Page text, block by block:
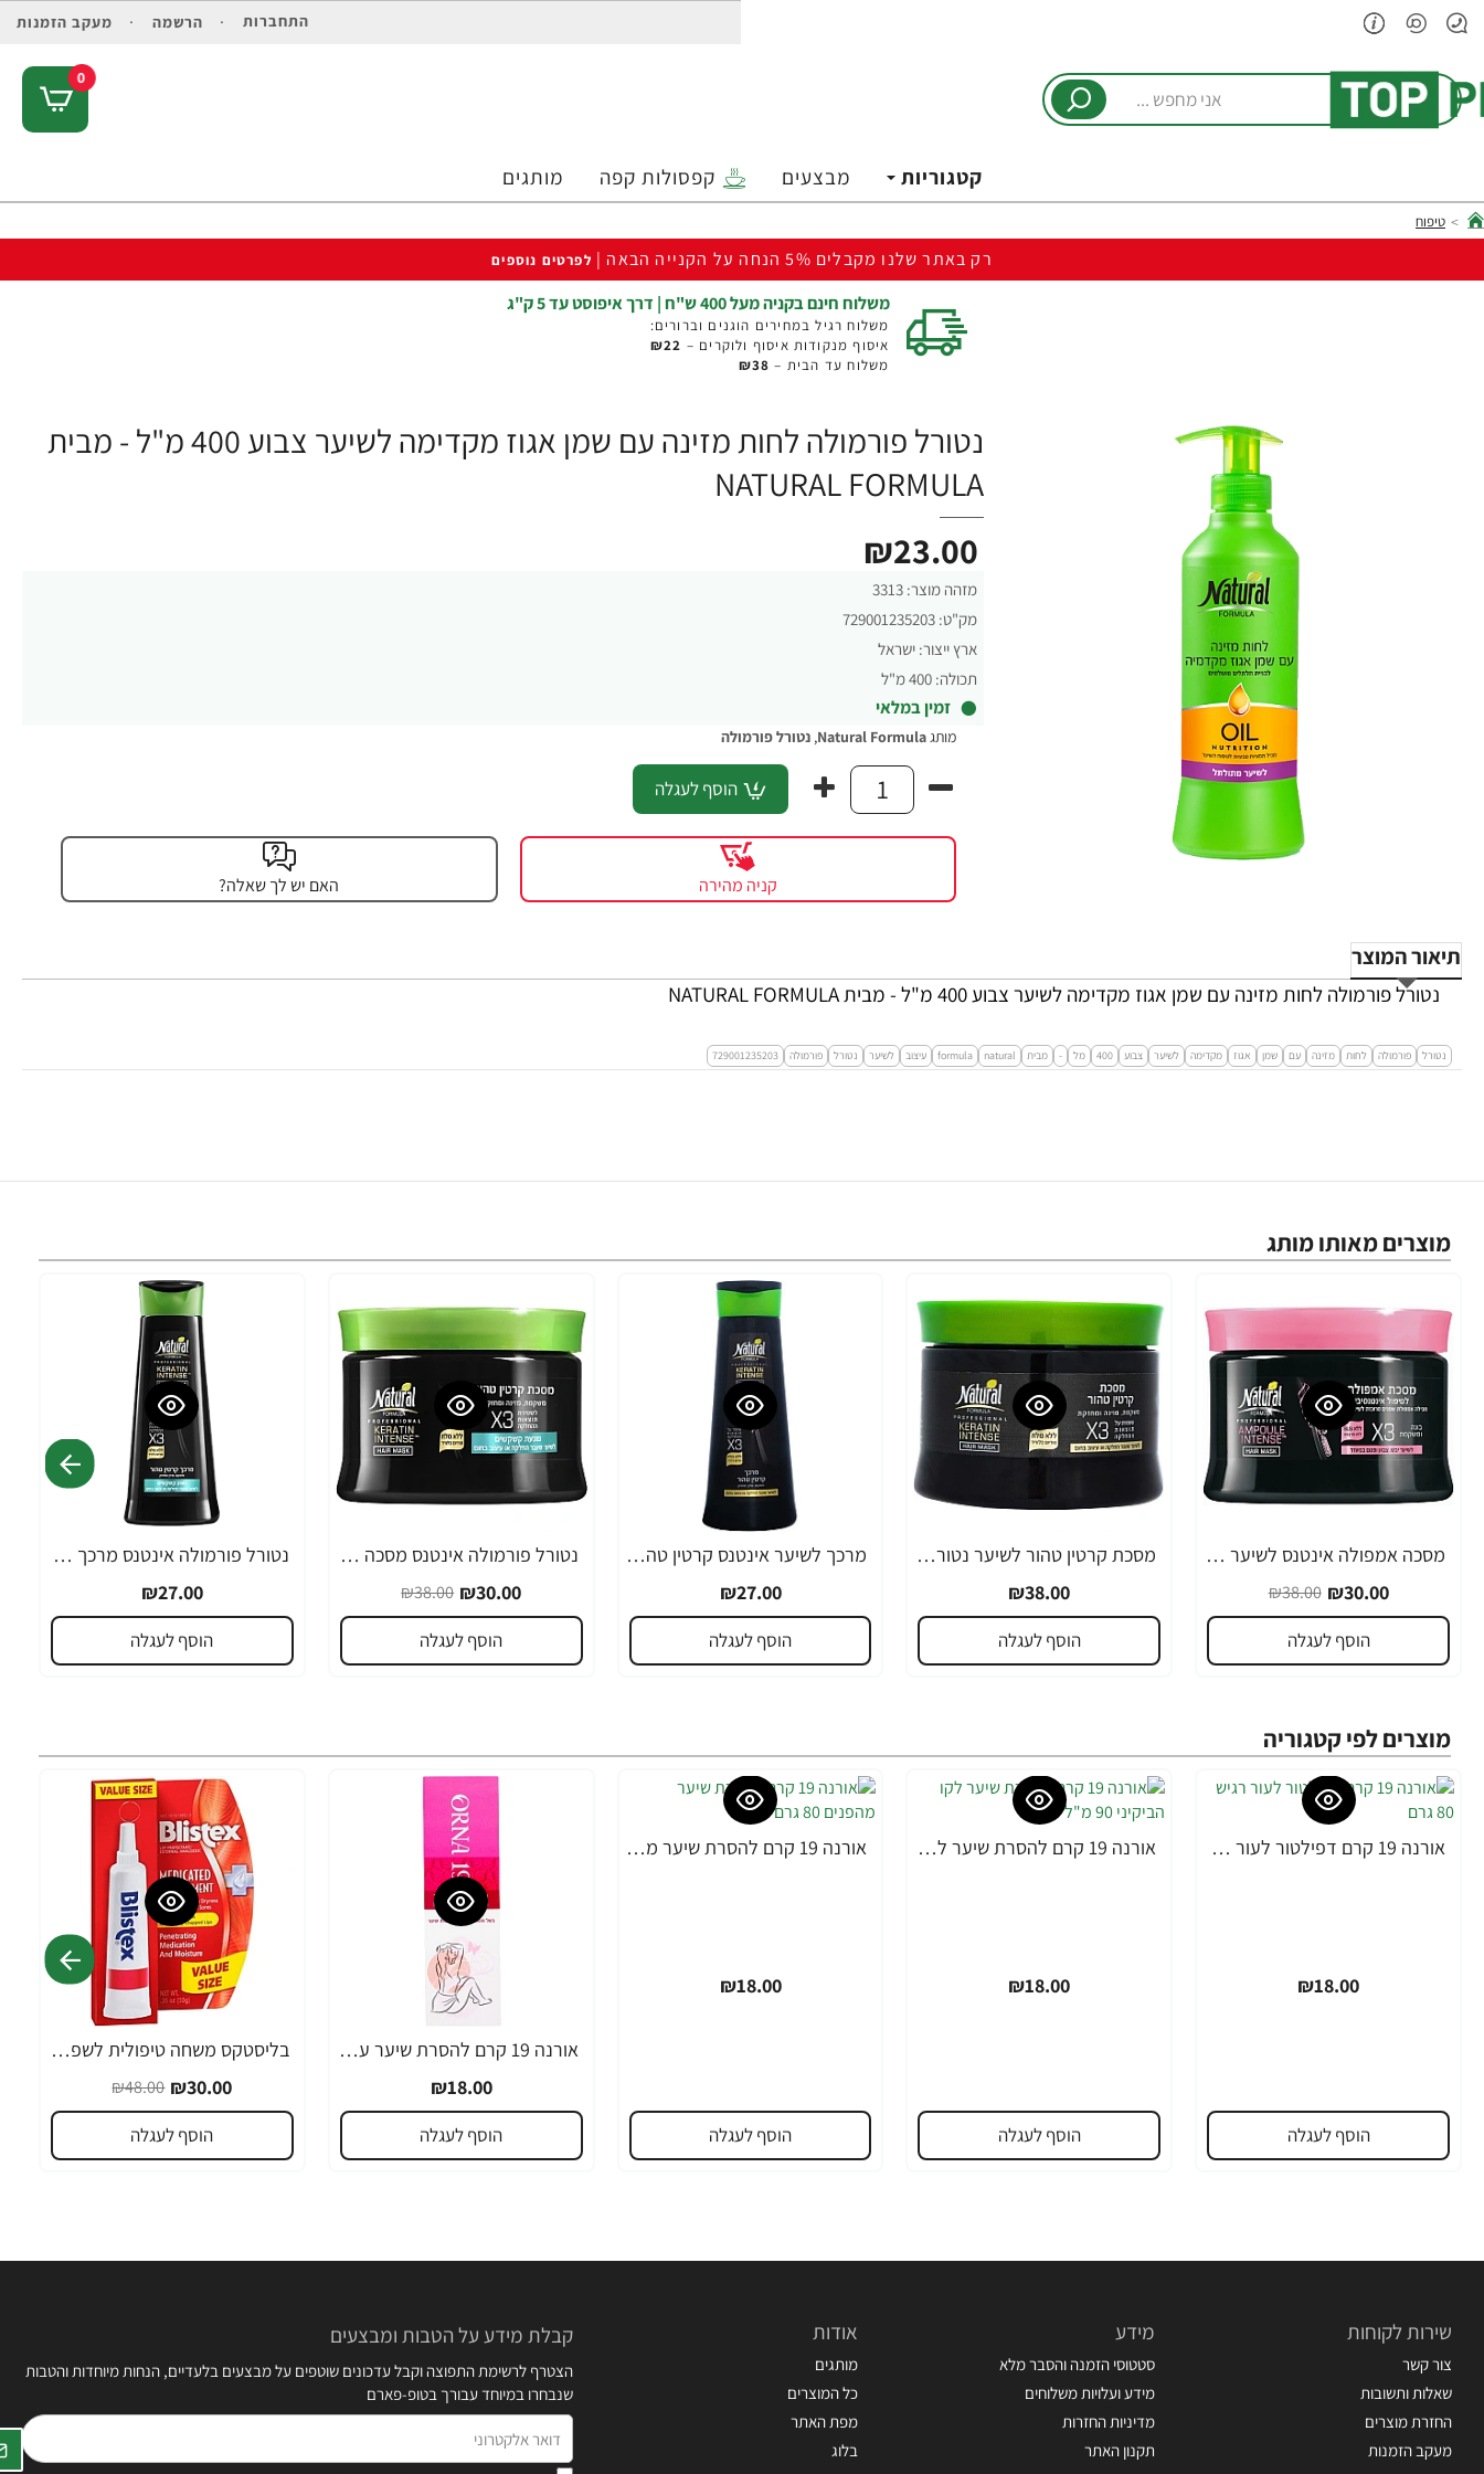
התחברות הרשמה מעקב הזמנות
מחפש
0
קטגוריות מבצעים קפסולות קפה מותגים
home
טיפוח
רק באתר שלנו מקבלים 5% הנחה על הקנייה הבאה | לפרטים נוספים
משלוח חינם בקניה מעל 400 ש"ח | דרך איפוסט עד 5 ק"ג
משלוח רגיל במחירים הוגנים וברורים:
איסוף מנקודות איסוף ולוקרים – ₪22
משלוח עד הבית – ₪38
נטורל פורמולה לחות מזינה עם שמן אגוז מקדימה לשיער צבוע 400 מ"ל - מבית
NATURAL FORMULA
מזהה מוצר: 3313
מק"ט: 729001235203
ארץ ייצור: ישראל
תכולה: 400 מ"ל
זמין במלאי
₪23.00
מותגNatural Formula
, נטורל פורמולה
הוסף לעגלה
קניה מהירה האם יש לך שאלה?
תיאור המוצר
נטורל פורמולה לחות מזינה עם שמן אגוז מקדימה לשיער צבוע 400 מ"ל - מבית NATURAL FORMULA
נטורל פורמולה לחות מזינה עם שמן אגוז מקדימה לשיער צבוע 400 מל - מבית natural
formula עיצוב לשיער נטורל פורמולה 729001235203
מוצרים מאותו מותג
-21%
מסכה אמפולה אינטנס לשיער יבש צבוע ופגום במיוחד נטורל פורמולה 350 מ"ל - מבית NATURAL FORMULA
₪30.00
₪38.00
הוסף לעגלה
מסכת קרטין טהור לשיער נטורל פורמולה 350 מ"ל - מבית NATURAL FORMULA
₪38.00
הוסף לעגלה
מרכך לשיער אינטנס קרטין טהור נטורל פורמולה 400 מ"ל - מבית NATURAL FORMULA
₪27.00
הוסף לעגלה
-21%
נטורל פורמולה אינטנס מסכה קרטין טהור מונעת קשקשים 350 מ"ל - מבית NATURAL FORMULA
₪30.00
₪38.00
הוסף לעגלה
נטורל פורמולה אינטנס מרכך קרטין טהור מונע קשקשים 400 מ"ל - מבית NATURAL FORMULA
₪27.00
הוסף לעגלה
מוצרים לפי קטגוריה
אורנה 19 קרם דפילטור לעור רגיש 80 גרם
₪18.00
הוסף לעגלה
אורנה 19 קרם להסרת שיער לקו הביקיני 90 מ"ל
₪18.00
הוסף לעגלה
אורנה 19 קרם להסרת שיער מהפנים 80 גרם
₪18.00
הוסף לעגלה
אורנה 19 קרם להסרת שיער עדין במיוחד 90 מ"ל
₪18.00
הוסף לעגלה
-38%
בליסטקס משחה טיפולית לשפתיים 10 גרם אריזה גדולה SPF 10 - מבית Blistex
₪30.00
₪48.00
הוסף לעגלה
שירות לקוחות
צור קשר
שאלות ותשובות
החזרת מוצרים
מעקב הזמנות
מידע
סטטוסי הזמנה והסבר מלא
מידע ועלויות משלוחים
מדיניות החזרות
תקנון האתר
אודות
מותגים
כל המוצרים
מפת האתר
בלוג
קבלת מידע על הטבות ומבצעים
הצטרף לרשימת התפוצה וקבל עדכונים שוטפים על מבצעים בלעדיים, הנחות מיוחדות והטבות
שנבחרו במיוחד עבורך בטופ-פארם
אלקטרוני